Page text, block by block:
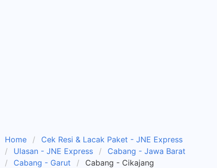
Home
Cek Resi & Lacak Paket - JNE Express
Ulasan - JNE Express
Cabang - Jawa Barat
Cabang - Garut
Cabang - Cikajang